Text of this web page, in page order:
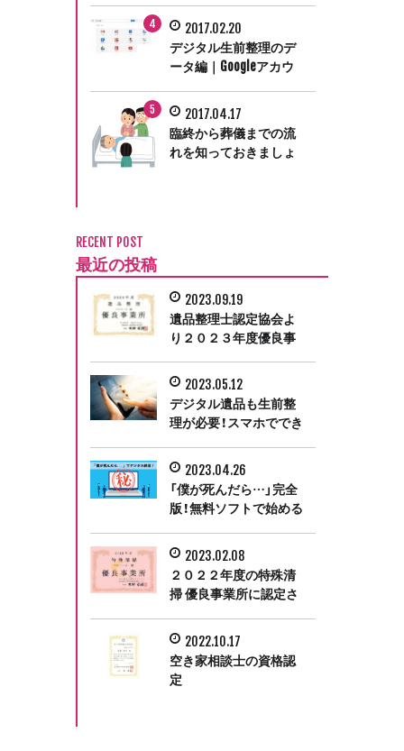
で継続利用できません
2017.02.20
デジタル生前整理のデ
ータ編｜Googleアカウ
で死後に備える
2017.04.17
臨終から葬儀までの流
れを知っておきましょ
RECENT POST
最近の投稿
2023.09.19
遺品整理士認定協会よ
り２０２３年度優良事
2023.05.12
デジタル遺品も生前整
理が必要！スマホででき
ぎ
2023.04.26
「僕が死んだら…」完全
版！無料ソフトで始める
2023.02.08
２０２２年度の特殊清
掃 優良事業所に認定さ
2022.10.17
空き家相談士の資格認
定